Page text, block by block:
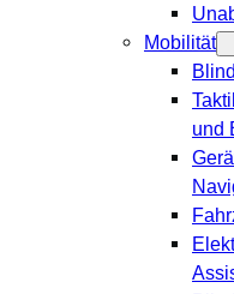
Mobilität
und